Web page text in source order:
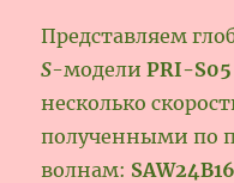
Представляем
S-моделиPRI-S05
несколько
полученными по
волнам: